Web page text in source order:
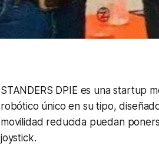
STANDERS DPIE es una startup
robótico único en su tipo,
movilidad reducida puedan
joystick.